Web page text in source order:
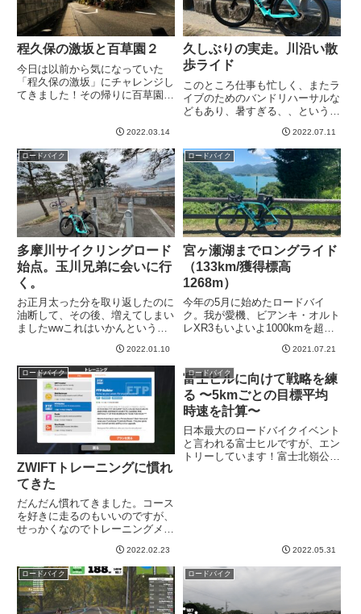
程久保の激坂と百草園２
今日は以前から気になっていた
「程久保の激坂」にチャレンジし
てきました！その帰りに百草園2
ています。これほどの激坂ならそ
の効果もわかりやすいかな、と。
程久保の激坂場所がな...
2022.03.14
久しぶりの実走。川沿い散
歩ライド
このところ仕事も忙しく、またラ
イブのためのバンドリハーサルな
どもあり、暑すぎる、、というの
せんでした。いい加減、運動不足
だし自転車乗ってなさすぎなので
日曜日の夕方、いつものコースに
でかけました。なんと富士ヒル
以...
2022.07.11
ロードバイク
多摩川サイクリングロード
始点。玉川兄弟に会いに行
く。
お正月太った分を取り返したのに
油断して、その後、増えてしまい
ましたwwこれはいかんというこ
リー消費するために100km以上の
距離を走りたいなあと思いまし
た。ただ、やっぱり自分の装備だ
と手と足が寒すぎて、ちょっと...
2022.01.10
ロードバイク
宮ヶ瀬湖までロングライド
（133km/獲得標高
1268m）
今年の5月に始めたロードバイ
ク。我が愛機、ビアンキ・オルト
レXR3もいよいよ1000kmを超え
ク走行距離1000kmになったとい
うこと。1000kmか。。。まさか
そんなに自転車で走るとは思わな
かった。1000k...
2021.07.21
ロードバイク
ZWIFTトレーニングに慣れ
てきた
だんだん慣れてきました。コース
を好きに走るのもいいのですが、
せっかくなのでトレーニングメニ
うと思いまして、試してみまし
た。数週間のトレーニングプラン
がたくさん用意されている単発の
トレーニングメニューもあるので
す...
2022.02.23
ロードバイク
富士ヒルに向けて戦略を練
る 〜5kmごとの目標平均
時速を計算〜
日本最大のロードバイクイベント
と言われる富士ヒルですが、エン
トリーしています！富士北嶺公園
2022.05.31
ロードバイク ロードバイク